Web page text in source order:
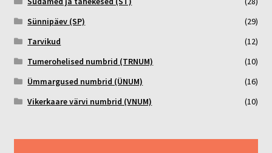
Sünnipäev (SP)
(29)
Tarvikud
(12)
Tumerohelised numbrid (TRNUM)
(10)
Ümmargused numbrid (ÜNUM)
(16)
Vikerkaare värvi numbrid (VNUM)
(10)